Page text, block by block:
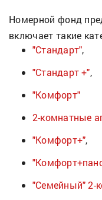
Номерной фонд
включает такие
"Стандарт",
"Стандарт +",
"Комфорт"
2-комнатные
"Комфорт+",
"Семейный" 2-